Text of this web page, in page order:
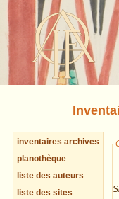
inventaires archives
planothèque
liste des auteurs
liste des sites